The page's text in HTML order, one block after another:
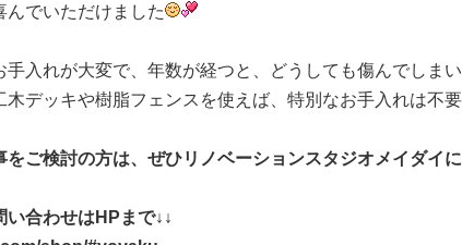
んでいただけました
手入れが大変で、年数が経つと、どうしても傷んでしま
木デッキや樹脂フェンスを使えば、特別なお手入れは不
をご検討の方は、ぜひリノベーションスタジオメイダイ
い合わせはHPまで↓↓